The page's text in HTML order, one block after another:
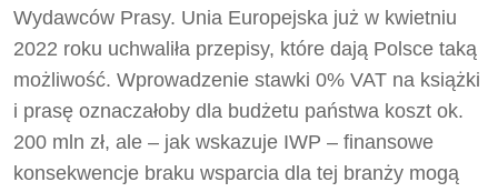
Wydawców Prasy. Unia Europejska już w kwietniu
2022 roku uchwaliła przepisy, które dają Polsce taką
możliwość. Wprowadzenie stawki 0% VAT na książki
i prasę oznaczałoby dla budżetu państwa koszt ok.
200 mln zł, ale – jak wskazuje IWP – finansowe
konsekwencje braku wsparcia dla tej branży mogą